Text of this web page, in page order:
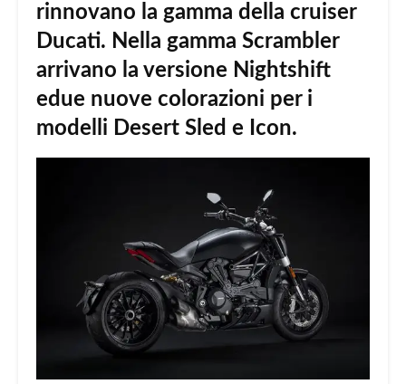
rinnovano la gamma della cruiser
Ducati. Nella gamma Scrambler
arrivano la versione Nightshift
edue nuove colorazioni per i
modelli Desert Sled e Icon.